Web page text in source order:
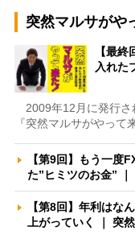
突然マルサがや
【最
入れた
2009年12月に発行さ
『突然マルサがやっ
【第9回】もう一度
た”ヒミツのお金”
【第8回】年利はな
上がっていく ｜ 突